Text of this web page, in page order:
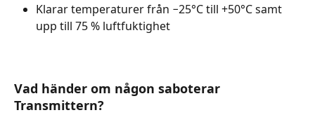
Klarar temperaturer från −25°C till +50°C samt
upp till 75 % luftfuktighet
Vad händer om någon saboterar
Transmittern?